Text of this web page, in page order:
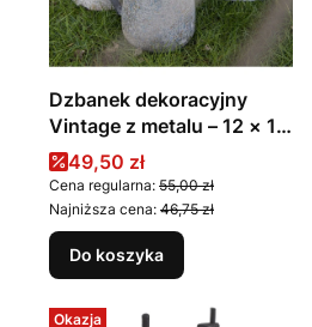
Dzbanek dekoracyjny
Vintage z metalu – 12 × 12
× 16 cm
Cena promocyjna
49,50 zł
Cena regularna: 55,00 zł
Najniższa cena: 46,75 zł
Do koszyka
Okazja